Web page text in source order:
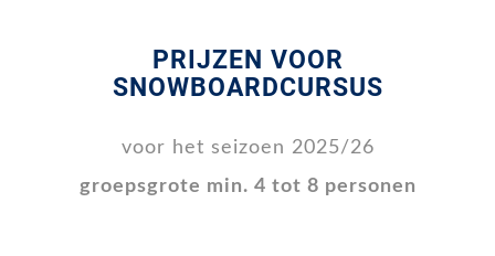
PRIJZEN VOOR
SNOWBOARDCURSUS
voor het seizoen 2025/26
groepsgrote min. 4 tot 8 personen